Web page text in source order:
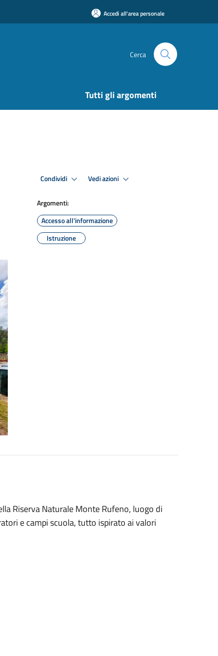
Accedi all'area personale
Cerca
Tutti gli argomenti
Condividi Vedi azioni
Argomenti:
Accesso all'informazione
Istruzione
Riserva Naturale Monte Rufeno, luogo di
e campi scuola, tutto ispirato ai valori